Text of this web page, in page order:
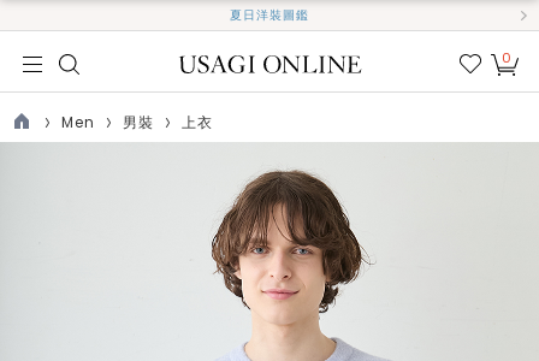
夏日洋裝圖鑑
我的
0
TOP
Men 男裝 上衣